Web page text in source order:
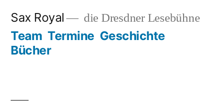
springen
Sax Royal die Dresdner Lesebühne
Team Termine Geschichte
Bücher